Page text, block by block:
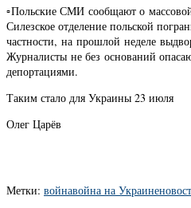
▫️Польские СМИ сообщают о
Силезское отделение польской
частности, на прошлой неделе
Журналисты не без оснований
депортациями.
Таким стало для Украины 23 июля
Олег Царёв
Метки: войнавойна на Украине